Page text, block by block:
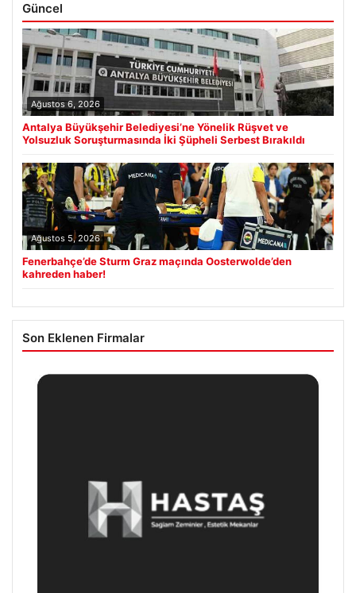
Güncel
Ağustos 6, 2026
Antalya Büyükşehir Belediyesi’ne Yönelik Rüşvet ve
Yolsuzluk Soruşturmasında İki Şüpheli Serbest Bırakıldı
Ağustos 5, 2026
Fenerbahçe’de Sturm Graz maçında Oosterwolde’den
kahreden haber!
Son Eklenen Firmalar